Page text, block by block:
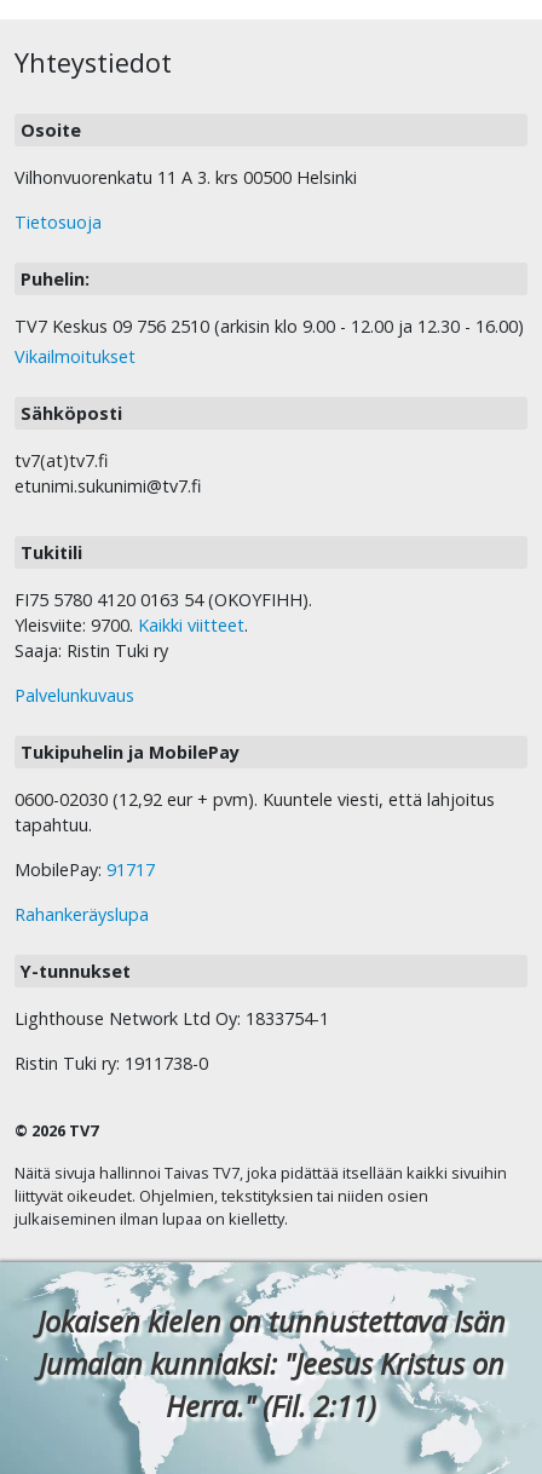
Yhteystiedot
Osoite
Vilhonvuorenkatu 11 A 3. krs 00500 Helsinki
Tietosuoja
Puhelin:
TV7 Keskus 09 756 2510 (arkisin klo 9.00 - 12.00 ja 12.30 - 16.00)
Vikailmoitukset
Sähköposti
tv7(at)tv7.fi
etunimi.sukunimi@tv7.fi
Tukitili
FI75 5780 4120 0163 54 (OKOYFIHH).
Yleisviite: 9700. Kaikki viitteet.
Saaja: Ristin Tuki ry
Palvelunkuvaus
Tukipuhelin ja MobilePay
0600-02030 (12,92 eur + pvm). Kuuntele viesti, että lahjoitus
tapahtuu.
MobilePay: 91717
Rahankeräyslupa
Y-tunnukset
Lighthouse Network Ltd Oy: 1833754-1
Ristin Tuki ry: 1911738-0
© 2026 TV7
Näitä sivuja hallinnoi Taivas TV7, joka pidättää itsellään kaikki sivuihin
liittyvät oikeudet. Ohjelmien, tekstityksien tai niiden osien
julkaiseminen ilman lupaa on kielletty.
Jokaisen kielen on tunnustettava Isän
Jumalan kunniaksi: "Jeesus Kristus on
Herra." (Fil. 2:11)